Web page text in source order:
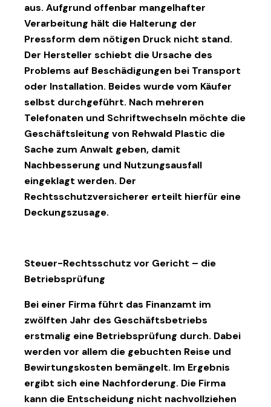
aus. Aufgrund offenbar mangelhafter
Verarbeitung hält die Halterung der
Pressform dem nötigen Druck nicht stand.
Der Hersteller schiebt die Ursache des
Problems auf Beschädigungen bei Transport
oder Installation. Beides wurde vom Käufer
selbst durchgeführt. Nach mehreren
Telefonaten und Schriftwechseln möchte die
Geschäftsleitung von Rehwald Plastic die
Sache zum Anwalt geben, damit
Nachbesserung und Nutzungsausfall
eingeklagt werden. Der
Rechtsschutzversicherer erteilt hierfür eine
Deckungszusage.
Steuer-Rechtsschutz vor Gericht – die
Betriebsprüfung
Bei einer Firma führt das Finanzamt im
zwölften Jahr des Geschäftsbetriebs
erstmalig eine Betriebsprüfung durch. Dabei
werden vor allem die gebuchten Reise und
Bewirtungskosten bemängelt. Im Ergebnis
ergibt sich eine Nachforderung. Die Firma
kann die Entscheidung nicht nachvollziehen